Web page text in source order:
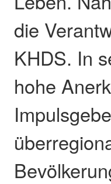
die
KHDS. In
hohe